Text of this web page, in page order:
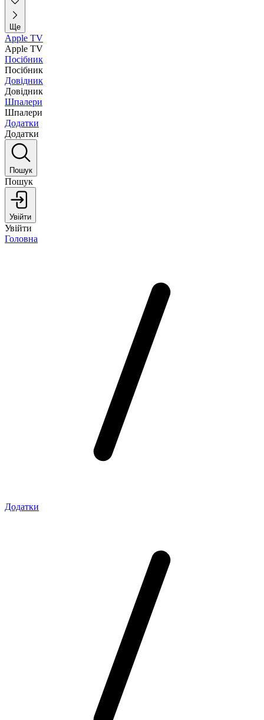
Ще
Apple TV
Apple TV
Посібник
Посібник
Довідник
Довідник
Шпалери
Шпалери
Додатки
Додатки
Пошук
Пошук
Увійти
Увійти
Головна
Додатки